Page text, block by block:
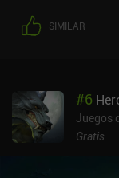
SIMILAR
#6
Juegos
Gratis